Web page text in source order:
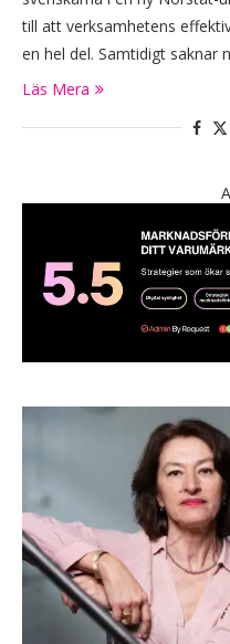
till att verksamhetens
en hel del. Samtidigt saknar
Läs Mera